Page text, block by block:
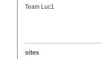
Team Luc1
sites